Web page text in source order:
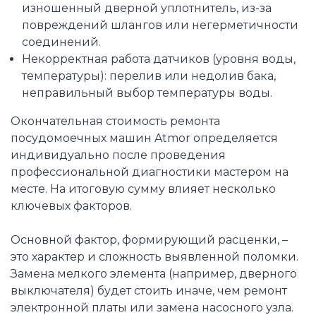
изношенный дверной уплотнитель, из-за
повреждений шлангов или негерметичности
соединений.
Некорректная работа датчиков (уровня воды,
температуры): перелив или недолив бака,
неправильный выбор температуры воды.
Окончательная стоимость ремонта
посудомоечных машин Atmor определяется
индивидуально после проведения
профессиональной диагностики мастером на
месте. На итоговую сумму влияет несколько
ключевых факторов.
Основной фактор, формирующий расценки, –
это характер и сложность выявленной поломки.
Замена мелкого элемента (например, дверного
выключателя) будет стоить иначе, чем ремонт
электронной платы или замена насосного узла.